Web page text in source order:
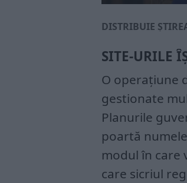
DISTRIBUIE
SITE-URILE
O operațiune
gestionate
Planurile
poartă
modul în care
care sicriul